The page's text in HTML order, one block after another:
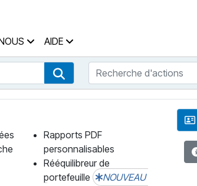
AIDE
Recherche de FNB
Recherche d'actions
Rapports PDF
personnalisables
Rééquilibreur de
portefeuille
NOUVEAU